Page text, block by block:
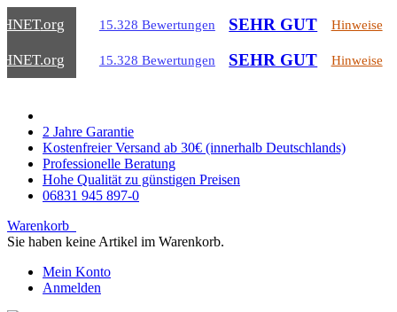
.org 15.328 Bewertungen SEHR GUT Hinweise
.org 15.328 Bewertungen SEHR GUT Hinweise
2 Jahre Garantie
Kostenfreier Versand ab 30€ (innerhalb Deutschlands)
Professionelle Beratung
Hohe Qualität zu günstigen Preisen
06831 945 897-0
Warenkorb
Sie haben keine Artikel im Warenkorb.
Mein Konto
Anmelden